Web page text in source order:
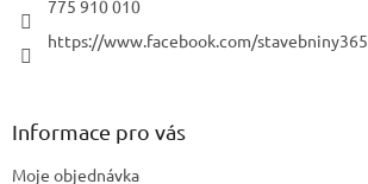
775 910 010
https://www.facebook.com/stavebniny365
Informace pro vás
Moje objednávka